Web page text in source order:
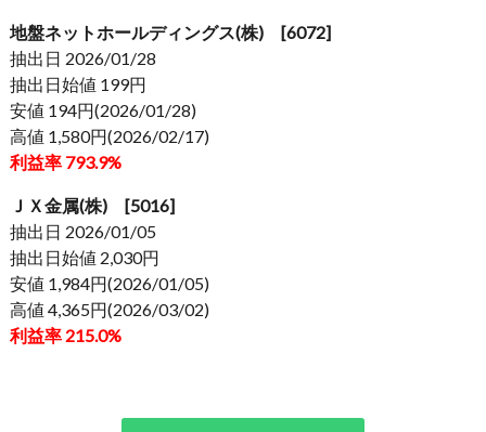
地盤ネットホールディングス(株) [6072]
抽出日 2026/01/28
抽出日始値 199円
安値 194円(2026/01/28)
高値 1,580円(2026/02/17)
利益率 793.9%
ＪＸ金属(株) [5016]
抽出日 2026/01/05
抽出日始値 2,030円
安値 1,984円(2026/01/05)
高値 4,365円(2026/03/02)
利益率 215.0%